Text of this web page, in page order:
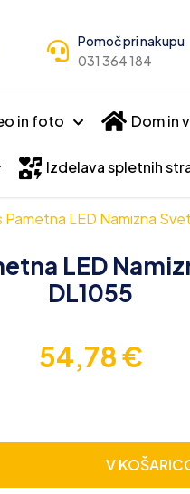
Pomoč pri nakupu
031 364 184
in foto Dom in
Izdelava spletnih
Pametna LED Namizna
LED
DL1055
54,78€
V